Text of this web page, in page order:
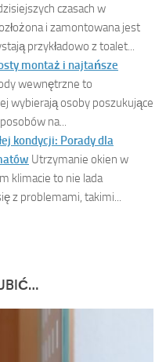
czasach w
i zamontowana jest
przykładowo z toalet...
montaż i najtańsze
wewnętrzne to
wybierają osoby poszukujące
na...
kondycji: Porady dla
Utrzymanie okien w
klimacie to nie lada
z problemami, takimi...